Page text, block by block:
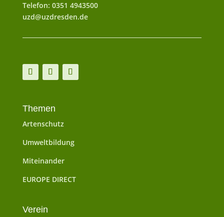
Telefon: 0351 4943500
uzd@uzdresden.de
Themen
Artenschutz
Umweltbildung
Miteinander
EUROPE DIRECT
Verein